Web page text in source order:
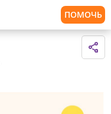
ПОМОЧЬ